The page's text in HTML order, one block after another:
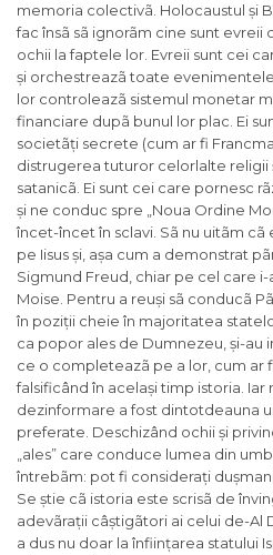
memoria colectivã. Holocaustul și
fac însã sã ignorãm cine sunt evreii
ochii la faptele lor. Evreii sunt cei
și orchestreazã toate
lor controleazã sistemul monetar
financiare dupã bunul lor plac. Ei
societãți secrete (cum ar fi
distrugerea tuturor celorlalte religii
satanicã. Ei sunt cei care pornesc
și ne conduc spre „Noua Ordine
încet-încet în sclavi. Sã nu uitãm
pe Iisus și, așa cum a demonstrat
Sigmund Freud, chiar pe cel care
Moise. Pentru a reuși sã conducã
în poziții cheie în majoritatea
ca popor ales de Dumnezeu, și-au
ce o completeazã pe a lor, cum ar
falsificând în același timp istoria.
dezinformare a fost dintotdeauna
preferate. Deschizând ochii și
„ales” care conduce lumea din
întrebãm: pot fi considerați
Se știe cã istoria este scrisã de
adevãrații câștigãtori ai celui de-Al
a dus nu doar la înființarea statului